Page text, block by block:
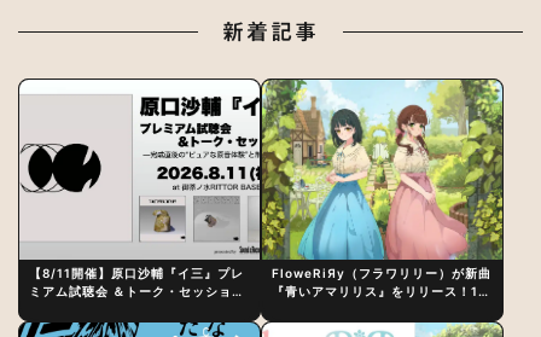
新着記事
【8/11開催】原口沙輔『イ三』プレ
ミアム試聴会 ＆トーク・セッション
制作秘話
FloweRiЯy（フラワリリー）が新曲
『青いアマリリス』をリリース！1st